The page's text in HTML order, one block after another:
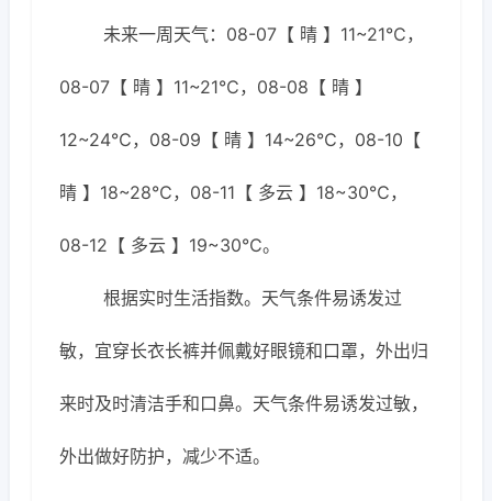
未来一周天气：08-07【 晴 】11~21℃，
08-07【 晴 】11~21℃，08-08【 晴 】
12~24℃，08-09【 晴 】14~26℃，08-10【
晴 】18~28℃，08-11【 多云 】18~30℃，
08-12【 多云 】19~30℃。
根据实时生活指数。天气条件易诱发过
敏，宜穿长衣长裤并佩戴好眼镜和口罩，外出归
来时及时清洁手和口鼻。天气条件易诱发过敏，
外出做好防护，减少不适。